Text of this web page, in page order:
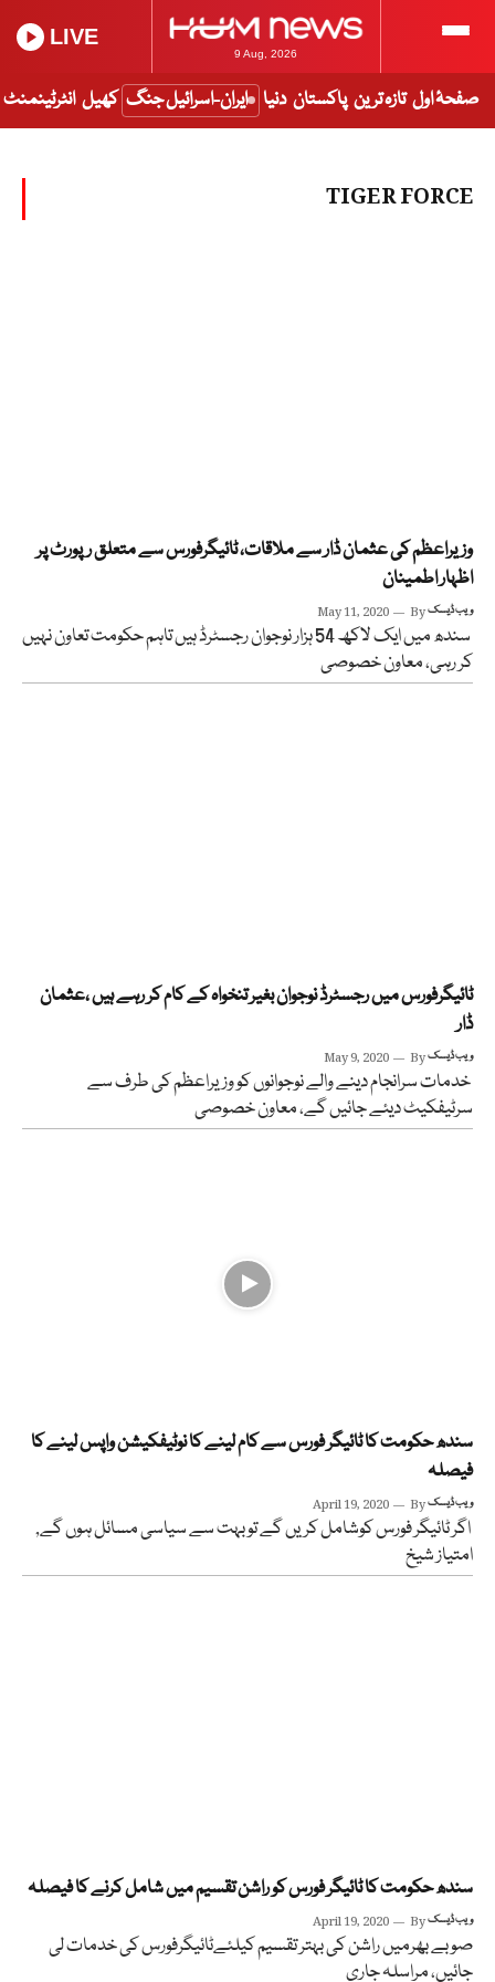
9 Aug, 2026
LIVE
صفحۂ اول تازہ ترین پاکستان دنیا ایران-اسرائیل جنگ کھیل انٹرٹینمنٹ
TIGER FORCE
وزیراعظم کی عثمان ڈار سے ملاقات، ٹائیگرفورس سے متعلق رپورٹ پر
اظہار اطمینان
May 11, 2020 Byویب ڈیسک
سندھ میں ایک لاکھ 54 ہزار نوجوان رجسٹرڈ ہیں تاہم حکومت تعاون نہیں
کر رہی، معاون خصوصی
ٹائیگرفورس میں رجسٹرڈ نوجوان بغیر تنخواہ کے کام کر رہے ہیں ،عثمان
ڈار
May 9, 2020 Byویب ڈیسک
خدمات سرانجام دینے والے نوجوانوں کو وزیراعظم کی طرف سے
سرٹیفکیٹ دیئے جائیں گے، معاون خصوصی
سندھ حکومت کا ٹائیگر فورس سے کام لینے کا نوٹیفکیشن واپس لینے کا
فیصلہ
April 19, 2020 Byویب ڈیسک
اگر ٹائیگر فورس کوشامل کریں گے تو بہت سے سیاسی مسائل ہوں گے,
امتیاز شیخ
سندھ حکومت کا ٹائیگر فورس کو راشن تقسیم میں شامل کرنے کا فیصلہ
April 19, 2020 Byویب ڈیسک
صوبے بھرمیں راشن کی بہتر تقسیم کیلئےٹائیگرفورس کی خدمات لی
جائیں، مراسلہ جاری